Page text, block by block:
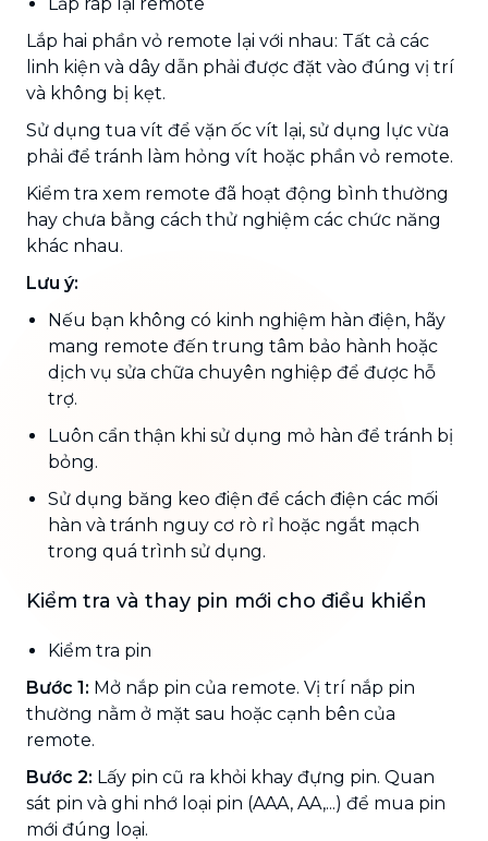
Lắp hai phần vỏ remote lại với nhau: Tất cả các
linh kiện và dây dẫn phải được đặt vào đúng vị trí
và không bị kẹt.
Sử dụng tua vít để vặn ốc vít lại, sử dụng lực vừa
phải để tránh làm hỏng vít hoặc phần vỏ remote.
Kiểm tra xem remote đã hoạt động bình thường
hay chưa bằng cách thử nghiệm các chức năng
khác nhau.
Lưu ý:
Nếu bạn không có kinh nghiệm hàn điện, hãy
mang remote đến trung tâm bảo hành hoặc
dịch vụ sửa chữa chuyên nghiệp để được hỗ
trợ.
Luôn cẩn thận khi sử dụng mỏ hàn để tránh bị
bỏng.
Sử dụng băng keo điện để cách điện các mối
hàn và tránh nguy cơ rò rỉ hoặc ngắt mạch
trong quá trình sử dụng.
Kiểm tra và thay pin mới cho điều khiển
Kiểm tra pin
Bước 1: Mở nắp pin của remote. Vị trí nắp pin
thường nằm ở mặt sau hoặc cạnh bên của
remote.
Bước 2: Lấy pin cũ ra khỏi khay đựng pin. Quan
sát pin và ghi nhớ loại pin (AAA, AA,...) để mua pin
mới đúng loại.